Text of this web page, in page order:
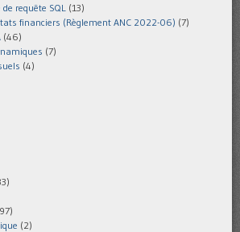
requête SQL (13)
financiers (Règlement ANC 2022-06) (7)
(46)
(7)
(4)
(2)